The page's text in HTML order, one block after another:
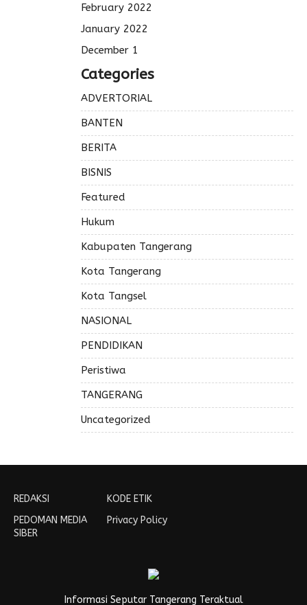
February 2022
January 2022
December 1
Categories
ADVERTORIAL
BANTEN
BERITA
BISNIS
Featured
Hukum
Kabupaten Tangerang
Kota Tangerang
Kota Tangsel
NASIONAL
PENDIDIKAN
Peristiwa
TANGERANG
Uncategorized
REDAKSI
PEDOMAN MEDIA
SIBER
KODE ETIK
Privacy Policy
Informasi Seputar Tangerang Teraktual